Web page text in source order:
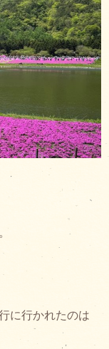
に行かれたのは